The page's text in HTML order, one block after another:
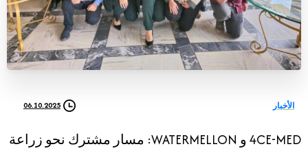
الأخبار 06.10.2025
4CE-MED و WATERMELLON: مسار مشترك نحو زراعة